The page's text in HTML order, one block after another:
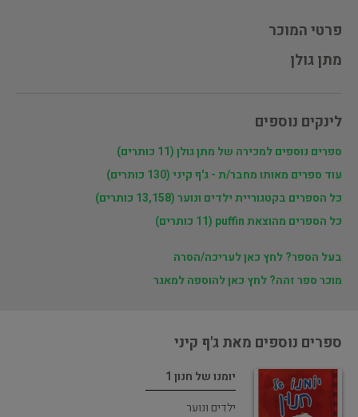
פרטי המוכר
מתן גולן
לינקים נוספים
ספרים נוספים למכירה של מתן גולן (11 כותרים)
עוד ספרים מאותו מחבר/ת - ג'ף קיני (130 כותרים)
כל הספרים בקטגוריית ילדים ונוער (13,158 כותרים)
כל הספרים מהוצאת puffin (11 כותרים)
בעל הספר? לחץ כאן לעריכה/הסרה
מוכר ספר זהה? לחץ כאן להוספה למאגר
ספרים נוספים מאת ג'ף קיני
יומנו של חנון 1
ילדים ונוער